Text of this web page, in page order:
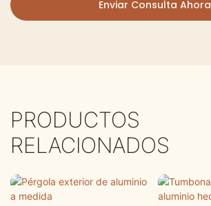
Enviar Consulta Ahora
PRODUCTOS
RELACIONADOS